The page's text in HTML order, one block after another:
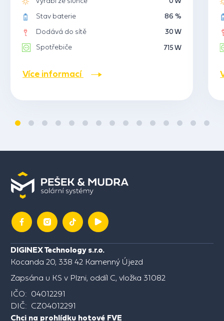
Stav baterie
86 %
Dodává do sítě
30 W
Spotřebiče
715 W
Více informací
DIGINEX Technology s.r.o.
Kocanda 20, 338 42 Kamenný Újezd
Zapsána u KS v Plzni, oddíl C, vložka 31082
IČO: 04012291
DIČ: CZ04012291
Chci na prohlídku hotové FVE